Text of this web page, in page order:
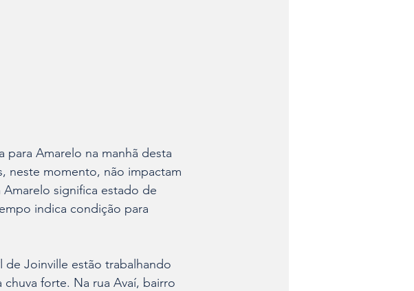
Amarelo na manhã desta
neste momento, não impactam
significa estado de
indica condição para
de Joinville estão trabalhando
forte. Na rua Avaí, bairro